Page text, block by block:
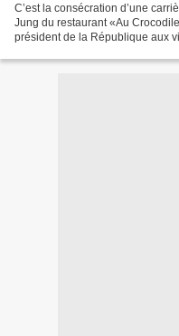
C’est la consécration d’une
Jung du restaurant «Au
président de la République aux